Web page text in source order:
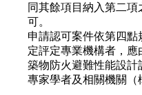
同其餘項目納入第二
可。
申請認可案件依第四
定評定專業機構者，
築物防火避難性能設
專家學者及相關機關（